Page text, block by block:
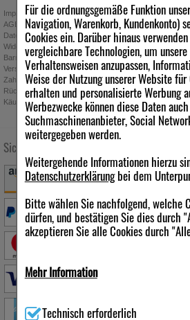
Für die ordnungsgemäße Funktion
Navigation, Warenkorb, Kundenkonto)
Cookies ein. Darüber hinaus
vergleichbare Technologien, um
Verhaltensweisen anzupassen,
Weise der Nutzung unserer Website
erhalten und personalisierte Werbung
Werbezwecke können diese Daten
Suchmaschinenanbieter, Social
weitergegeben werden.
Weitergehende Informationen hierzu
Datenschutzerklärungbei dem
Bitte wählen Sie nachfolgend, welche
dürfen, und bestätigen Sie dies durch
akzeptieren Sie alle Cookies durch
Mehr Information
für die Grundfunktionen unserer
Technisch erforderlich
Impressum
AGB
Datenschutz
Widerrufsbelehrung
Barrierefreiheitserklärung
Versand
Zahlung
Rücknahmebedingungen
Käuferschutz
Ich
Mail
kann
Sichere Zahlung